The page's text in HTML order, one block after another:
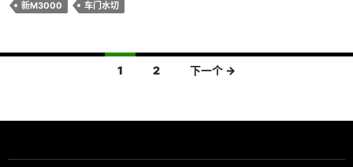
新M3000 车门水切
导
1 2 下一个 →